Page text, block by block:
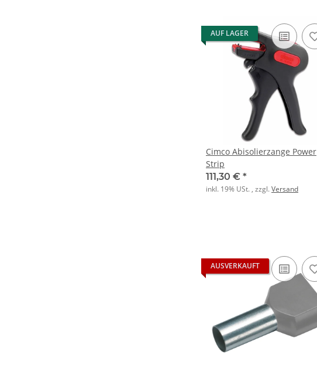
AUF LAGER
Cimco Abisolierzange Power
Strip
111,30 € *
inkl. 19% USt. , zzgl.Versand
AUSVERKAUFT